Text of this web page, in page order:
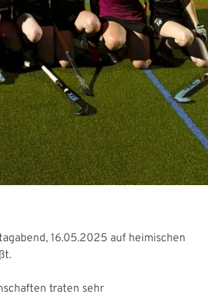
16.05.2025 auf heimischen
traten sehr